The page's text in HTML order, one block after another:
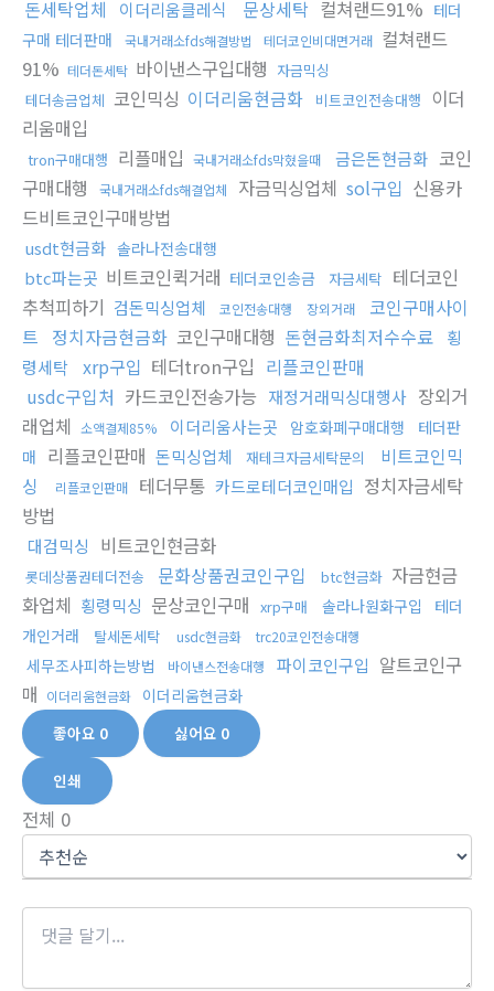
돈세탁업체
이더리움클레식 문상세탁 컬쳐랜드91% 테더
구매 테더판매
국내거래소fds해결방법 테더코인비대면거래 컬쳐랜드
91% 테더돈세탁 바이낸스구입대행 자금믹싱
테더송금업체 코인믹싱 이더리움현금화 비트코인전송대행
이더
리움매입
tron구매대행 리플매입 국내거래소fds막혔을때 금은돈현금화 코인
구매대행
국내거래소fds해결업체 자금믹싱업체 sol구입 신용카
드비트코인구매방법
usdt현금화 솔라나전송대행
btc파는곳 비트코인퀵거래 테더코인송금 자금세탁 테더코인
추척피하기 검돈믹싱업체 코인전송대행 장외거래
코인구매사이
트 정치자금현금화 코인구매대행 돈현금화최저수수료
횡
령세탁
xrp구입 테더tron구입 리플코인판매
usdc구입처 카드코인전송가능 재정거래믹싱대행사 장외거
래업체 소액결제85% 이더리움사는곳 암호화폐구매대행
테더판
매 리플코인판매 돈믹싱업체 재테크자금세탁문의
비트코인믹
싱
리플코인판매 테더무통 카드로테더코인매입 정치자금세탁
방법
대검믹싱 비트코인현금화
롯데상품권테더전송 문화상품권코인구입 btc현금화 자금현금
화업체 횡령믹싱 문상코인구매 xrp구매 솔라나원화구입
테더
개인거래
탈세돈세탁 usdc현금화 trc20코인전송대행
세무조사피하는방법 바이낸스전송대행 파이코인구입 알트코인구
매 이더리움현금화
이더리움현금화
좋아요 0 싫어요 0
인쇄
전체 0